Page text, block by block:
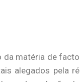
da matéria de facto
alegados pela ré